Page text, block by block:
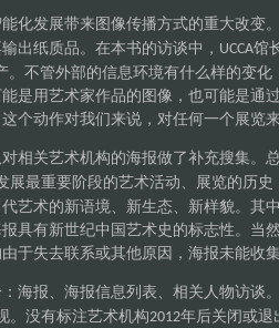
化发展带来图像传播方式的重大改变
出纸质品。在本书的访谈中， UCCA馆
。不管外部的信息环境有什么样的变
是用艺术家作品的图像，也可能是通
个动作对我们来说，对任何一个展览
相关艺术机构的海报做了补充搜集。
展最重要阶段的艺术活动、展览的历史
艺术的新语境、新生态、新样貌。其
具有新世纪中国艺术史的标志性。当
于失去联系或其他原因，海报未能收
海报、海报信息列表、相关人物访谈
。没有标注艺术机构2012年后关闭或退